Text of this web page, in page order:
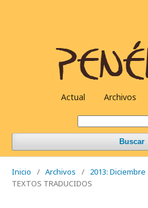
Actual Archivos
Buscar
Inicio / Archivos / 2013: Diciembre
TEXTOS TRADUCIDOS